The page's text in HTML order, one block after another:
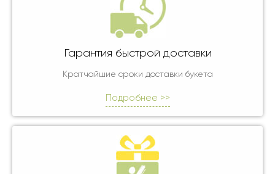
Гарантия быстрой доставки
Кратчайшие сроки доставки букета
Подробнее >>